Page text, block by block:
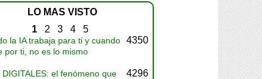
LO MAS VISTO
1 2 3 4 5
la IA trabaja para ti y cuando
por ti, no es lo mismo
4350
DIGITALES: el fenómeno que
4296